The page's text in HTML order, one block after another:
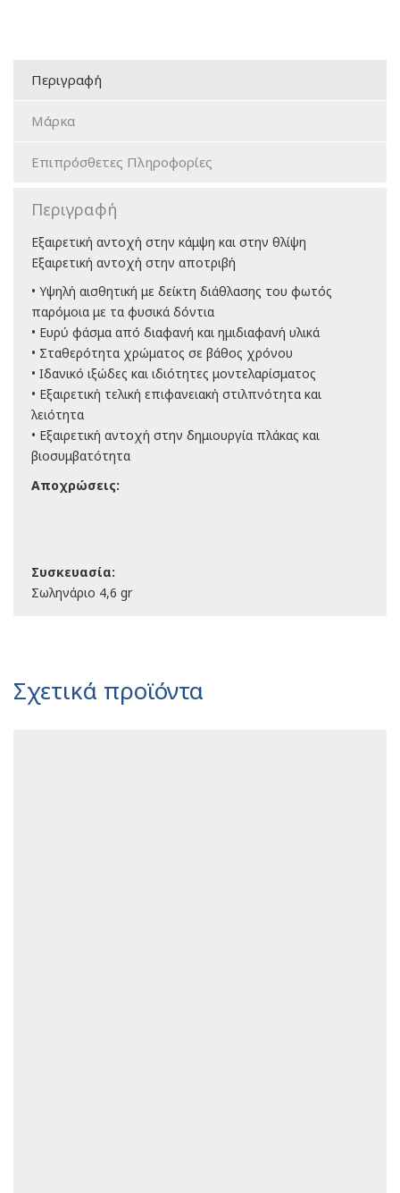
Περιγραφή
Μάρκα
Επιπρόσθετες Πληροφορίες
Περιγραφή
Εξαιρετική αντοχή στην κάμψη και στην θλίψη
Εξαιρετική αντοχή στην αποτριβή
• Υψηλή αισθητική με δείκτη διάθλασης του φωτός
παρόμοια με τα φυσικά δόντια
• Ευρύ φάσμα από διαφανή και ημιδιαφανή υλικά
• Σταθερότητα χρώματος σε βάθος χρόνου
• Ιδανικό ιξώδες και ιδιότητες μοντελαρίσματος
• Εξαιρετική τελική επιφανειακή στιλπνότητα και
λειότητα
• Εξαιρετική αντοχή στην δημιουργία πλάκας και
βιοσυμβατότητα
Αποχρώσεις:
Συσκευασία:
Σωληνάριο 4,6 gr
Σχετικά προϊόντα